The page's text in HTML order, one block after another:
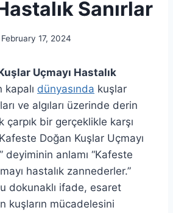
Sanırlar
February 17, 2024
Uçmayı Hastalık
kapalı dünyasında kuşlar
ve algıları üzerinde derin
çarpık bir gerçeklikle karşı
Doğan Kuşlar Uçmayı
deyiminin anlamı “Kafeste
hastalık zannederler.”
dokunaklı ifade, esaret
kuşların mücadelesini